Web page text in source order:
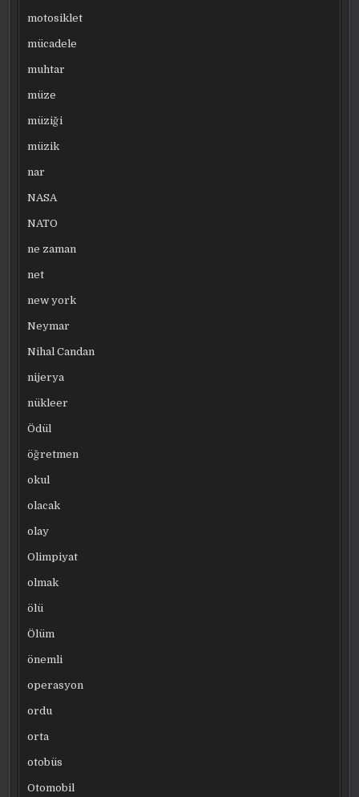
motosiklet
mücadele
muhtar
müze
müziği
müzik
nar
NASA
NATO
ne zaman
net
new york
Neymar
Nihal Candan
nijerya
nükleer
Ödül
öğretmen
okul
olacak
olay
Olimpiyat
olmak
ölü
Ölüm
önemli
operasyon
ordu
orta
otobüs
Otomobil